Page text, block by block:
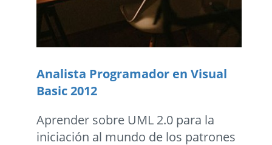
Analista Programador en Visual
Basic 2012
Aprender sobre UML 2.0 para la
iniciación al mundo de los patrones